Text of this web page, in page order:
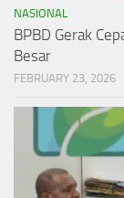
NASIONAL
BPBD Gerak
Besar
FEBRUARY 23, 2026